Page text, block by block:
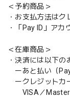
＜予約商品＞
・お支払方法はク
・「Pay ID」アカ
＜在庫商品＞
・決済には以下の
ーあと払い（Pay
ークレジットカ
VISA／